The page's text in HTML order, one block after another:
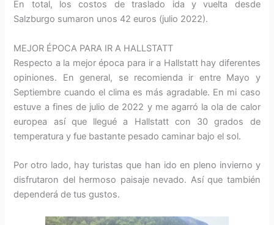
En total, los costos de traslado ida y vuelta desde
Salzburgo sumaron unos 42 euros (julio 2022).
MEJOR ÉPOCA PARA IR A HALLSTATT
Respecto a la mejor época para ir a Hallstatt hay diferentes
opiniones. En general, se recomienda ir entre Mayo y
Septiembre cuando el clima es más agradable. En mi caso
estuve a fines de julio de 2022 y me agarró la ola de calor
europea así que llegué a Hallstatt con 30 grados de
temperatura y fue bastante pesado caminar bajo el sol.
Por otro lado, hay turistas que han ido en pleno invierno y
disfrutaron del hermoso paisaje nevado. Así que también
dependerá de tus gustos.